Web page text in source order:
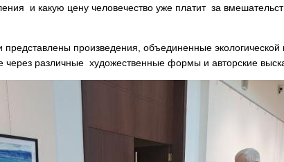
и какую цену человечество уже платит за
представлены произведения, объединенные
различные художественные формы и авторские